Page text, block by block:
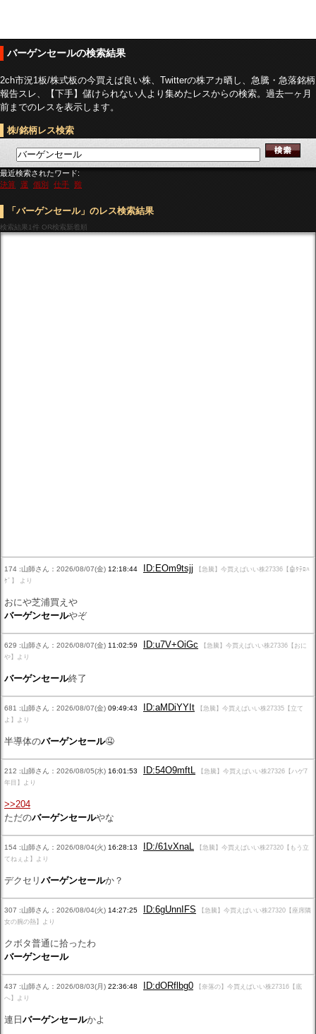
バーゲンセールの検索結果
2ch市況1板/株式板の今買えば良い株、Twitterの株アカ晒し、急騰・急落銘柄
報告スレ、【下手】儲けられない人より集めたレスからの検索。過去一ヶ月
前までのレスを表示します。
株/銘柄レス検索
最近検索されたワード:
決算 運 個別 仕手 難
「バーゲンセール」のレス検索結果
検索結果1件 OR検索新着順
174 :山師さん：2026/08/07(金) 12:18:44 ID:EOm9tsjj
【急騰】今買えばいい株27336【🤖ﾀﾃﾛﾊ
ｹﾞ】 より
おにや芝浦買えや
バーゲンセールやぞ
629 :山師さん：2026/08/07(金) 11:02:59 ID:u7V+OiGc
【急騰】今買えばいい株27336【おに
や】より
バーゲンセール終了
681 :山師さん：2026/08/07(金) 09:49:43 ID:aMDiYYIt
【急騰】今買えばいい株27335【立て
よ】より
半導体のバーゲンセール🤤
212 :山師さん：2026/08/05(水) 16:01:53 ID:54O9mftL
【急騰】今買えばいい株27326【ハゲ7
年目】より
>>204
ただのバーゲンセールやな
154 :山師さん：2026/08/04(火) 16:28:13 ID:/61vXnaL
【急騰】今買えばいい株27320【もう立
てねぇよ】より
デクセリ バーゲンセールか？
307 :山師さん：2026/08/04(火) 14:27:25 ID:6gUnnIFS
【急騰】今買えばいい株27320【座席隣
女の腕の熱】より
クボタ普通に拾ったわ
バーゲンセール
437 :山師さん：2026/08/03(月) 22:36:48 ID:dORflbg0
【奈落の】今買えばいい株27316【底
へ】より
連日 バーゲンセールかよ